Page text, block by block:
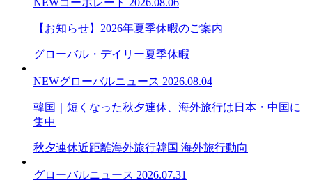
NEWコーポレート 2026.08.06
【お知らせ】2026年夏季休暇のご案内
グローバル・デイリー夏季休暇
NEWグローバルニュース 2026.08.04
韓国｜短くなった秋夕連休、海外旅行は日本・中国に
集中
秋夕連休近距離海外旅行韓国 海外旅行動向
グローバルニュース 2026.07.31